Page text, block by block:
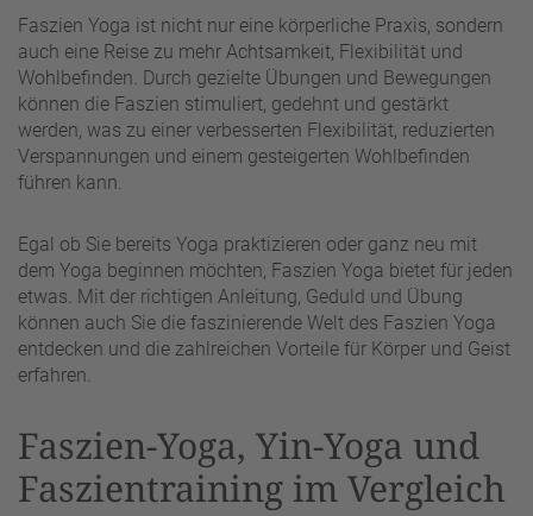
Faszien Yoga ist nicht nur eine körperliche Praxis, sondern
auch eine Reise zu mehr Achtsamkeit, Flexibilität und
Wohlbefinden. Durch gezielte Übungen und Bewegungen
können die Faszien stimuliert, gedehnt und gestärkt
werden, was zu einer verbesserten Flexibilität, reduzierten
Verspannungen und einem gesteigerten Wohlbefinden
führen kann.
Egal ob Sie bereits Yoga praktizieren oder ganz neu mit
dem Yoga beginnen möchten, Faszien Yoga bietet für jeden
etwas. Mit der richtigen Anleitung, Geduld und Übung
können auch Sie die faszinierende Welt des Faszien Yoga
entdecken und die zahlreichen Vorteile für Körper und Geist
erfahren.
Faszien-Yoga, Yin-Yoga und
Faszientraining im Vergleich